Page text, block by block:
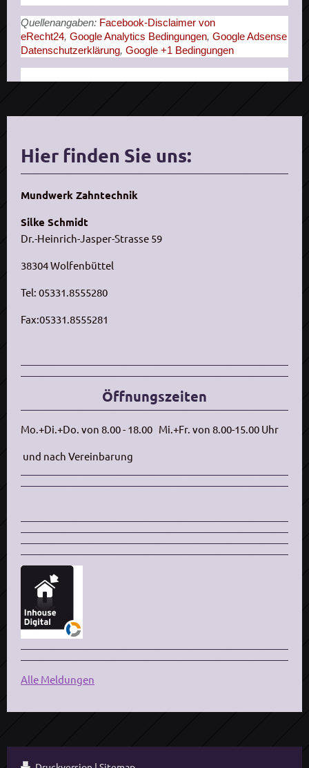
Quellenangaben: Facebook-Disclaimer von
eRecht24, Google Analytics Bedingungen, Google Adsense
Datenschutzerklärung, Google +1 Bedingungen
Hier finden Sie uns:
Mundwerk Zahntechnik
Silke Schmidt
Dr.-Heinrich-Jasper-Strasse 59
38304 Wolfenbüttel
Tel: 05331.8555280
Fax:05331.8555281
Öffnungszeiten
Mo.+Di.+Do. von 8.00 - 18.00 Mi.+Fr. von 8.00-15.00 Uhr
und nach Vereinbarung
Alle Meldungen